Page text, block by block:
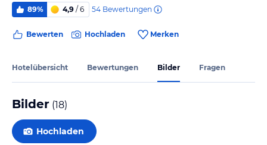
89% 4,9 / 6 54 Bewertungen
Bewerten Hochladen Merken
Hotelübersicht Bewertungen Bilder Fragen
Bilder (18)
Hochladen